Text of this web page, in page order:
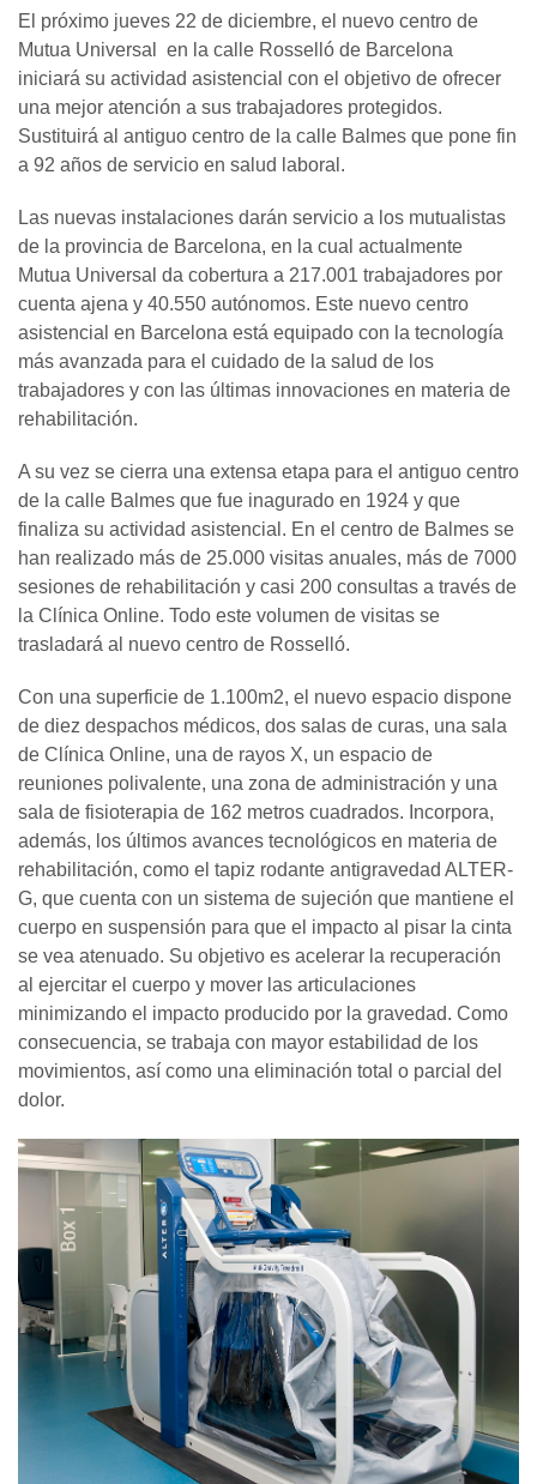
El próximo jueves 22 de diciembre, el nuevo centro de
Mutua Universal en la calle Rosselló de Barcelona
iniciará su actividad asistencial con el objetivo de ofrecer
una mejor atención a sus trabajadores protegidos.
Sustituirá al antiguo centro de la calle Balmes que pone fin
a 92 años de servicio en salud laboral.
Las nuevas instalaciones darán servicio a los mutualistas
de la provincia de Barcelona, en la cual actualmente
Mutua Universal da cobertura a 217.001 trabajadores por
cuenta ajena y 40.550 autónomos. Este nuevo centro
asistencial en Barcelona está equipado con la tecnología
más avanzada para el cuidado de la salud de los
trabajadores y con las últimas innovaciones en materia de
rehabilitación.
A su vez se cierra una extensa etapa para el antiguo centro
de la calle Balmes que fue inagurado en 1924 y que
finaliza su actividad asistencial. En el centro de Balmes se
han realizado más de 25.000 visitas anuales, más de 7000
sesiones de rehabilitación y casi 200 consultas a través de
la Clínica Online. Todo este volumen de visitas se
trasladará al nuevo centro de Rosselló.
Con una superficie de 1.100m2, el nuevo espacio dispone
de diez despachos médicos, dos salas de curas, una sala
de Clínica Online, una de rayos X, un espacio de
reuniones polivalente, una zona de administración y una
sala de fisioterapia de 162 metros cuadrados. Incorpora,
además, los últimos avances tecnológicos en materia de
rehabilitación, como el tapiz rodante antigravedad ALTER-
G, que cuenta con un sistema de sujeción que mantiene el
cuerpo en suspensión para que el impacto al pisar la cinta
se vea atenuado. Su objetivo es acelerar la recuperación
al ejercitar el cuerpo y mover las articulaciones
minimizando el impacto producido por la gravedad. Como
consecuencia, se trabaja con mayor estabilidad de los
movimientos, así como una eliminación total o parcial del
dolor.